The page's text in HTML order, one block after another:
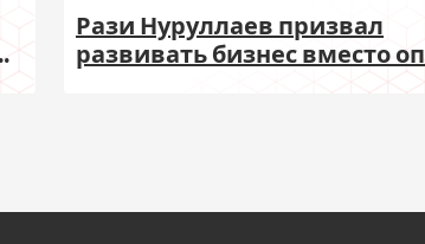
Рази Нуруллаев призвал
развивать бизнес вместо